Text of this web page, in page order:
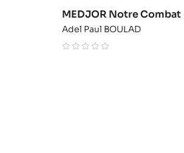
MEDJOR Notre Combat
Adel Paul BOULAD